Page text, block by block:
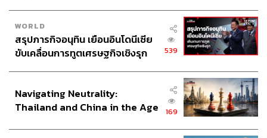
WORLD
สรุปภารกิจอนุทิน เยือนอินโดนีเซีย
ขับเคลื่อนการทูตเศรษฐกิจเชิงรุก
539
Navigating Neutrality:
Thailand and China in the Age
169